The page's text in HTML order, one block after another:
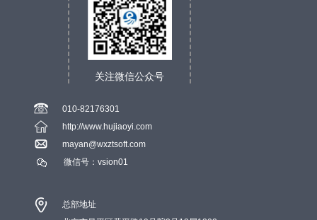
关注微信公众号
010-82176301
http://www.hujiaoyi.com
mayan@wxztsoft.com
微信号：vsion01
总部地址